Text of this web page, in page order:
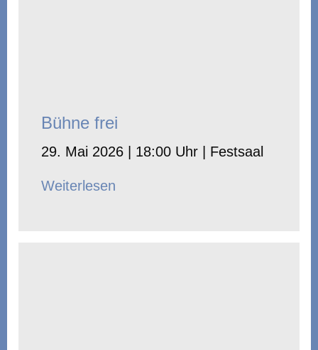
Bühne frei
29. Mai 2026 | 18:00 Uhr | Festsaal
Weiterlesen